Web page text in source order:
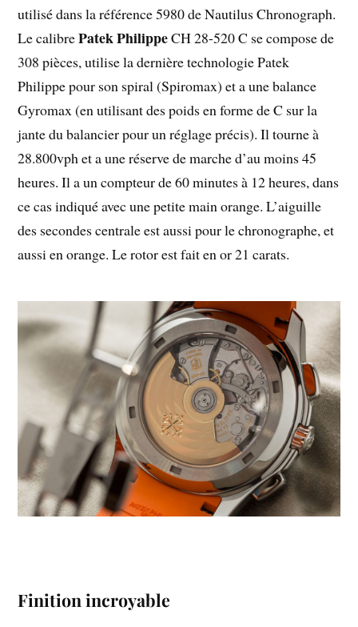
utilisé dans la référence 5980 de Nautilus Chronograph.
Le calibrePatek PhilippeCH 28-520 C se compose de
308 pièces, utilise la dernière technologie Patek
Philippe pour son spiral (Spiromax) et a une balance
Gyromax (en utilisant des poids en forme de C sur la
jante du balancier pour un réglage précis). Il tourne à
28.800vph et a une réserve de marche d’au moins 45
heures. Il a un compteur de 60 minutes à 12 heures, dans
ce cas indiqué avec une petite main orange. L’aiguille
des secondes centrale est aussi pour le chronographe, et
aussi en orange. Le rotor est fait en or 21 carats.
Finition incroyable